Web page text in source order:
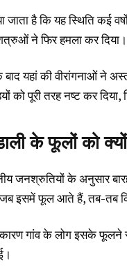
जाता है कि यह स्थिति कई
ने फिर हमला कर दिया।
यहां की वीरांगनाओं ने
को पूरी तरह नष्ट कर
के फूलों को
जनश्रुतियों के अनुसार
इसमें फूल आते हैं, तब-तब
गांव के लोग इसके फूलने